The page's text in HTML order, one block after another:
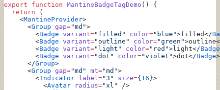
export function MantineBadgeTagDemo () {
  return
(
    <
MantineProvider>
      <
Group gap="md">
        <
Badge variant="filled" color="blue">filled</
        <
Badge variant="outline" color="green"
        <
Badge variant="light" color="red">light</Badge
        <
Badge variant="dot" color="violet">dot</Badge>
      </
Group>
      <
Group gap="md" mt="md">
        <
Indicator label ="3" size={16}>
          <
Avatar radius="xl"
/>